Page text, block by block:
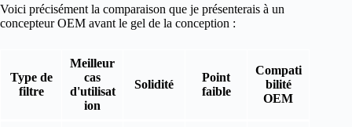
Voici précisément la comparaison que je présenterais à un
concepteur OEM avant le gel de la conception :
Type de
filtre
Meilleur
cas
d'utilisat
ion
Solidité
Point
faible
Compati
bilité
OEM